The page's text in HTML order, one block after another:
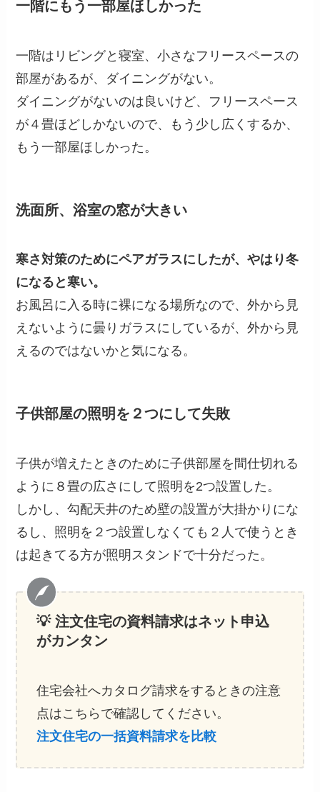
一階にもう一部屋ほしかった
一階はリビングと寝室、小さなフリースペースの
部屋があるが、ダイニングがない。
ダイニングがないのは良いけど、フリースペース
が４畳ほどしかないので、もう少し広くするか、
もう一部屋ほしかった。
洗面所、浴室の窓が大きい
寒さ対策のためにペアガラスにしたが、やはり冬
になると寒い。
お風呂に入る時に裸になる場所なので、外から見
えないように曇りガラスにしているが、外から見
えるのではないかと気になる。
子供部屋の照明を２つにして失敗
子供が増えたときのために子供部屋を間仕切れる
ように８畳の広さにして照明を2つ設置した。
しかし、勾配天井のため壁の設置が大掛かりにな
るし、照明を２つ設置しなくても２人で使うとき
は起きてる方が照明スタンドで十分だった。
💡 注文住宅の資料請求はネット申込
がカンタン
住宅会社へカタログ請求をするときの注意
点はこちらで確認してください。
注文住宅の一括資料請求を比較